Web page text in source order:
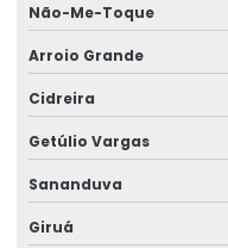
Não-Me-Toque
Arroio Grande
Cidreira
Getúlio Vargas
Sananduva
Giruá